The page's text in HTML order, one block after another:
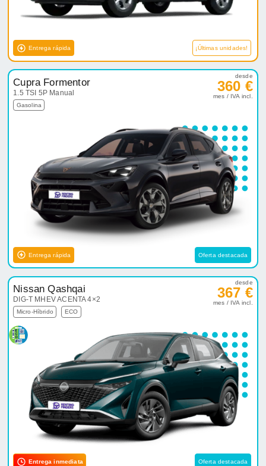
Entrega rápida ¡Últimas unidades!
Cupra Formentor
1.5 TSI 5P Manual
Gasolina
desde
360 €
mes / IVA incl.
Entrega rápida Oferta destacada
Nissan Qashqai
DIG-T MHEV ACENTA 4×2
Micro-Híbrido ECO
desde
367 €
mes / IVA incl.
Entrega inmediata Oferta destacada